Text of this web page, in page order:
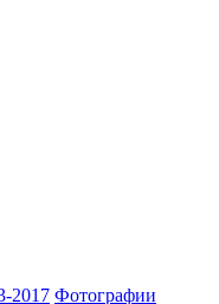
2017 Фотографии